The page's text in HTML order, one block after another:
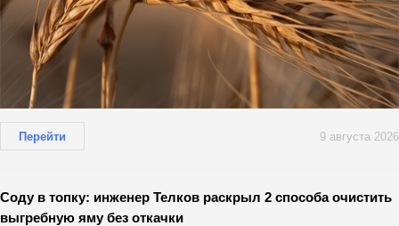
Перейти 9 августа 2026
Соду в топку: инженер Телков раскрыл 2 способа очистить
выгребную яму без откачки